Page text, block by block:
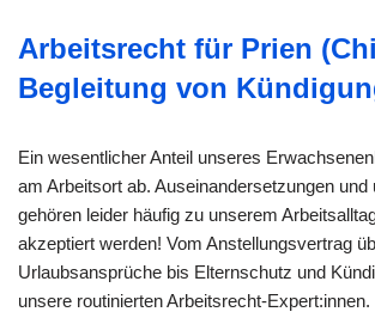
Arbeitsrecht für Prien
Begleitung von
Ein wesentlicher Anteil unseres
am Arbeitsort ab. Auseinandersetzungen und
gehören leider häufig zu unserem
akzeptiert werden! Vom Anstellungsvertrag
Urlaubsansprüche bis Elternschutz und
unsere routinierten Arbeitsrecht-Expert:innen.